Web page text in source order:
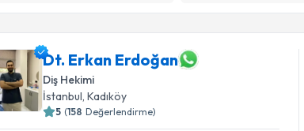
Dt. Erkan Erdoğan
Diş Hekimi
İstanbul, Kadıköy
5 (158 Değerlendirme)